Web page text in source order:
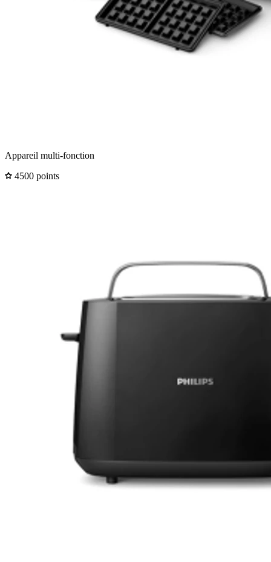
Appareil multi-fonction
4500 points